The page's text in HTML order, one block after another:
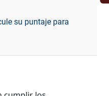
su puntaje para